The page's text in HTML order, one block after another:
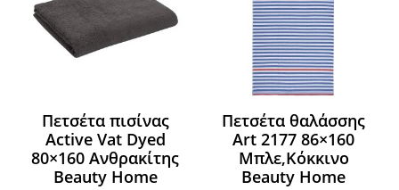
Πετσέτα πισίνας
Active Vat Dyed
80×160 Ανθρακίτης
Beauty Home
Πετσέτα θαλάσσης
Art 2177 86×160
Μπλε,Κόκκινο
Beauty Home